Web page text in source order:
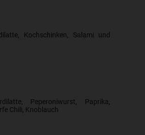
Kochschinken, Salami und
Peperoniwurst, Paprika,
Chili, Knoblauch